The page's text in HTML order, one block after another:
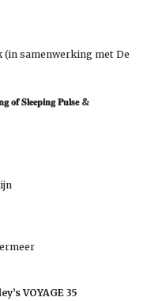
(in samenwerking met De
𝐒𝐥𝐞𝐞𝐩𝐢𝐧𝐠 𝐏𝐮𝐥𝐬𝐞 &
VOYAGE 35